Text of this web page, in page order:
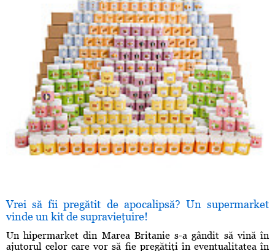
Vrei să fii pregătit de apocalipsă? Un supermarket
vinde un kit de supravieţuire!
Un hipermarket din Marea Britanie s-a gândit să vină în
ajutorul celor care vor să fie pregătiţi în eventualitatea în